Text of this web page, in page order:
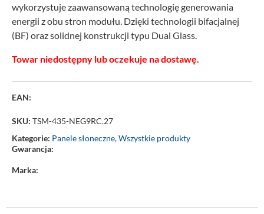
wykorzystuje zaawansowaną technologię generowania
energii z obu stron modułu. Dzięki technologii bifacjalnej
(BF) oraz solidnej konstrukcji typu Dual Glass.
Towar niedostępny lub oczekuje na dostawę.
EAN:
SKU: TSM-435-NEG9RC.27
Kategorie: Panele słoneczne,Wszystkie produkty
Gwarancja:
Marka: